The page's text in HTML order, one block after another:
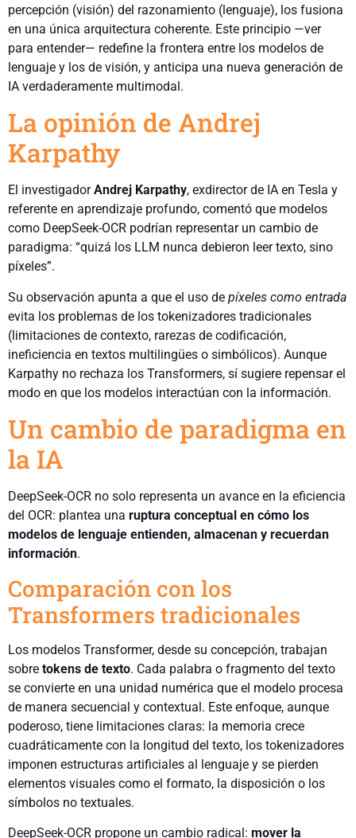
percepción (visión) del razonamiento (lenguaje), los fusiona
en una única arquitectura coherente. Este principio —ver
para entender— redefine la frontera entre los modelos de
lenguaje y los de visión, y anticipa una nueva generación de
IA verdaderamente multimodal.
La opinión de Andrej
Karpathy
El investigadorAndrej Karpathy, exdirector de IA en Tesla y
referente en aprendizaje profundo, comentó que modelos
como DeepSeek-OCR podrían representar un cambio de
paradigma: “quizá los LLM nunca debieron leer texto, sino
píxeles”.
Su observación apunta a que el uso de píxeles como entrada
evita los problemas de los tokenizadores tradicionales
(limitaciones de contexto, rarezas de codificación,
ineficiencia en textos multilingües o simbólicos). Aunque
Karpathy no rechaza los Transformers, sí sugiere repensar el
modo en que los modelos interactúan con la información.
Un cambio de paradigma en
la IA
DeepSeek-OCR no solo representa un avance en la eficiencia
del OCR: plantea una ruptura conceptual en cómo los
modelos de lenguaje entienden, almacenan y recuerdan
información.
Comparación con los
Transformers tradicionales
Los modelos Transformer, desde su concepción, trabajan
sobre tokens de texto. Cada palabra o fragmento del texto
se convierte en una unidad numérica que el modelo procesa
de manera secuencial y contextual. Este enfoque, aunque
poderoso, tiene limitaciones claras: la memoria crece
cuadráticamente con la longitud del texto, los tokenizadores
imponen estructuras artificiales al lenguaje y se pierden
elementos visuales como el formato, la disposición o los
símbolos no textuales.
DeepSeek-OCR propone un cambio radical: mover la